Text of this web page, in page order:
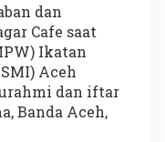
dan
Cafe saat
Ikatan
Aceh
dan iftar
Banda Aceh,